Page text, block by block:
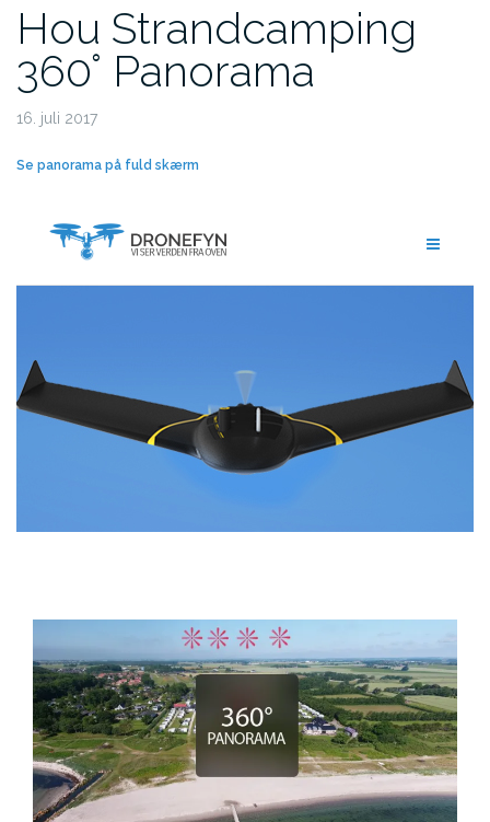
Hou Strandcamping
360° Panorama
16. juli 2017
Se panorama på fuld skærm